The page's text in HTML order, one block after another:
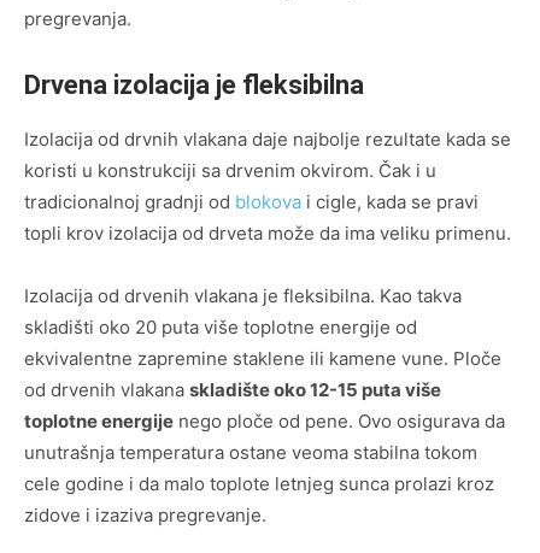
pregrevanja.
Drvena izolacija je fleksibilna
Izolacija od drvnih vlakana daje najbolje rezultate kada se
koristi u konstrukciji sa drvenim okvirom. Čak i u
tradicionalnoj gradnji od blokova i cigle, kada se pravi
topli krov izolacija od drveta može da ima veliku primenu.
Izolacija od drvenih vlakana je fleksibilna. Kao takva
skladišti oko 20 puta više toplotne energije od
ekvivalentne zapremine staklene ili kamene vune. Ploče
od drvenih vlakana skladište oko 12-15 puta više
toplotne energije nego ploče od pene. Ovo osigurava da
unutrašnja temperatura ostane veoma stabilna tokom
cele godine i da malo toplote letnjeg sunca prolazi kroz
zidove i izaziva pregrevanje.